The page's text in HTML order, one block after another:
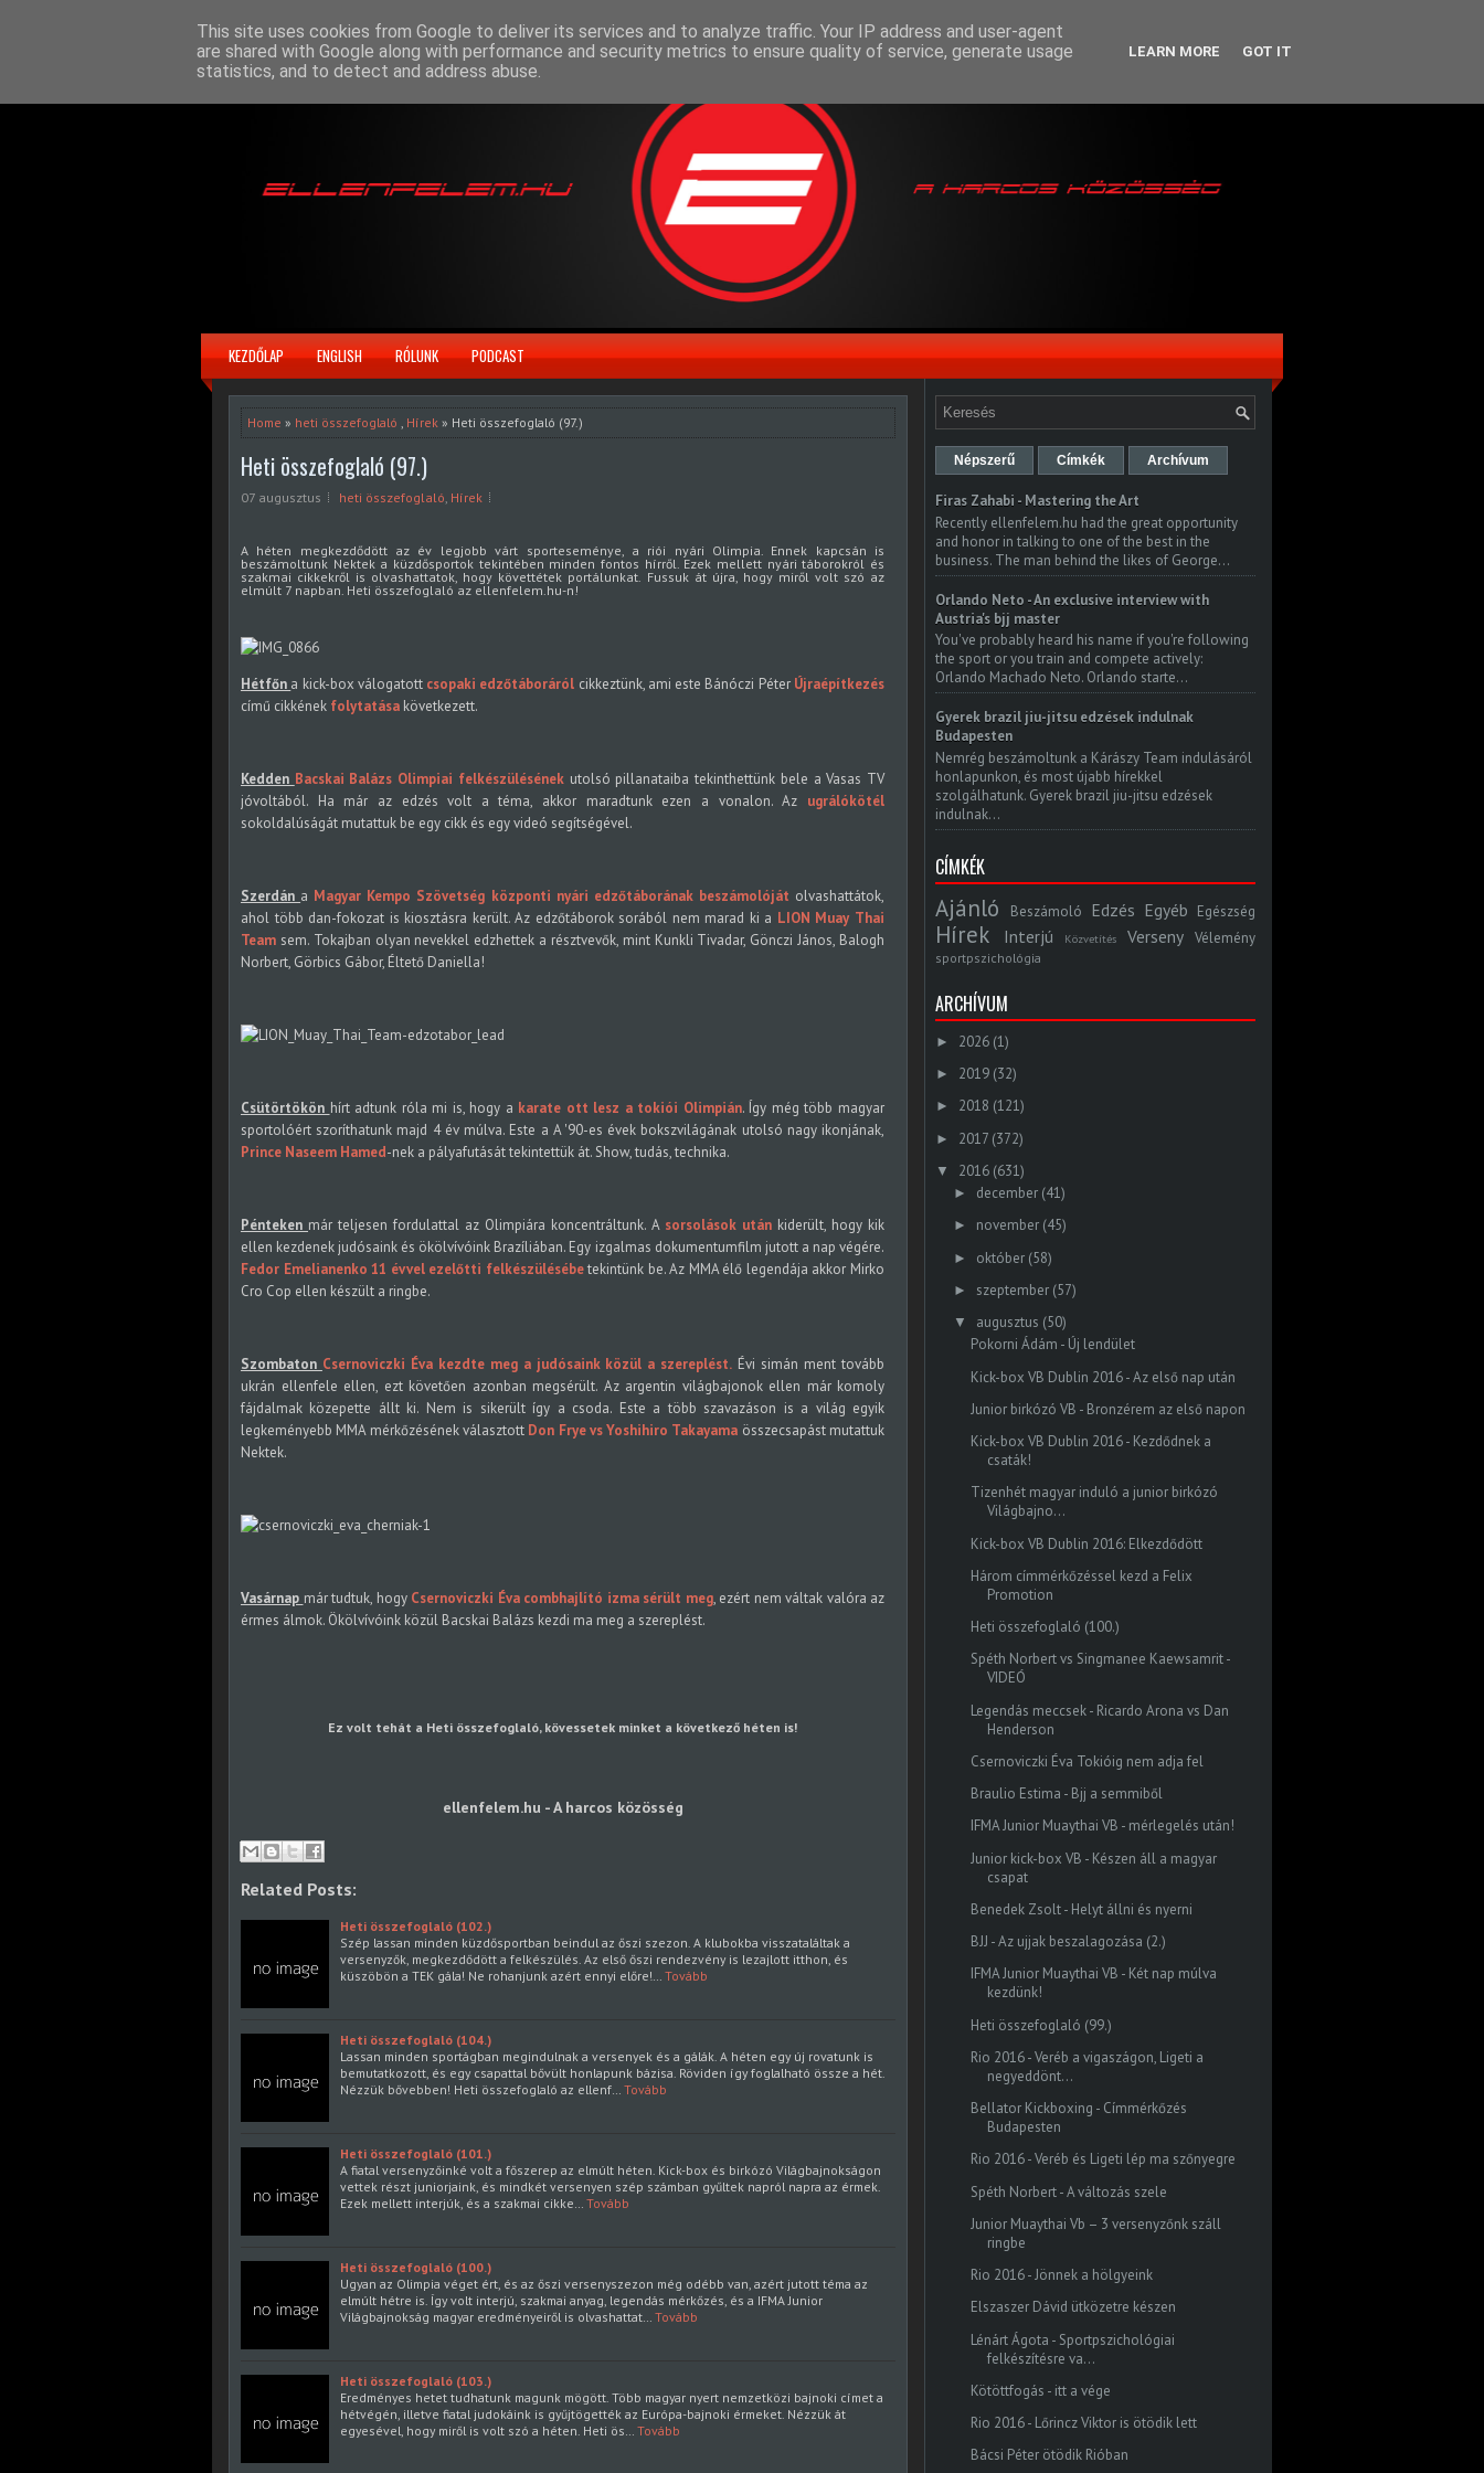
KEZDŐLAP ENGLISH RÓLUNK PODCAST
Home » heti összefoglaló , Hírek » Heti összefoglaló (97.)
Heti összefoglaló (97.)
07 augusztus heti összefoglaló, Hírek
A héten megkezdődött az év legjobb várt sporteseménye, a riói nyári Olimpia. Ennek kapcsán is
beszámoltunk Nektek a küzdősportok tekintében minden fontos hírről. Ezek mellett nyári táborokról és
szakmai cikkekről is olvashattatok, hogy követtétek portálunkat. Fussuk át újra, hogy miről volt szó az
elmúlt 7 napban. Heti összefoglaló az ellenfelem.hu-n!
Hétfőn a kick-box válogatott csopaki edzőtáboráról cikkeztünk, ami este Bánóczi Péter Újraépítkezés
című cikkének folytatása következett.
Kedden Bacskai Balázs Olimpiai felkészülésének utolsó pillanataiba tekinthettünk bele a Vasas TV
jóvoltából. Ha már az edzés volt a téma, akkor maradtunk ezen a vonalon. Az ugrálókötél
sokoldalúságát mutattuk be egy cikk és egy videó segítségével.
Szerdán a Magyar Kempo Szövetség központi nyári edzőtáborának beszámolóját olvashattátok,
ahol több dan-fokozat is kiosztásra került. Az edzőtáborok sorából nem marad ki a LION Muay Thai
Team sem. Tokajban olyan nevekkel edzhettek a résztvevők, mint Kunkli Tivadar, Gönczi János, Balogh
Norbert, Görbics Gábor, Éltető Daniella!
Csütörtökön hírt adtunk róla mi is, hogy a karate ott lesz a tokiói Olimpián. Így még több magyar
sportolóért szoríthatunk majd 4 év múlva. Este a A '90-es évek bokszvilágának utolsó nagy ikonjának,
Prince Naseem Hamed-nek a pályafutását tekintettük át. Show, tudás, technika.
Pénteken már teljesen fordulattal az Olimpiára koncentráltunk. A sorsolások után kiderült, hogy kik
ellen kezdenek judósaink és ökölvívóink Brazíliában. Egy izgalmas dokumentumfilm jutott a nap végére.
Fedor Emelianenko 11 évvel ezelőtti felkészülésébetekintünk be. Az MMA élő legendája akkor Mirko
Cro Cop ellen készült a ringbe.
Szombaton Csernoviczki Éva kezdte meg a judósaink közül a szereplést. Évi simán ment tovább
ukrán ellenfele ellen, ezt követően azonban megsérült. Az argentin világbajonok ellen már komoly
fájdalmak közepette állt ki. Nem is sikerült így a csoda. Este a több szavazáson is a világ egyik
legkeményebb MMA mérkőzésének választott Don Frye vs Yoshihiro Takayama összecsapást mutattuk
Nektek.
Vasárnap már tudtuk, hogy Csernoviczki Éva combhajlító izma sérült meg, ezért nem váltak valóra az
érmes álmok. Ökölvívóink közül Bacskai Balázs kezdi ma meg a szereplést.
Ez volt tehát a Heti összefoglaló, kövessetek minket a következő héten is!
ellenfelem.hu - A harcos közösség
Related Posts:
Heti összefoglaló (102.)
Szép lassan minden küzdősportban beindul az őszi szezon. A klubokba visszataláltak a
versenyzők, megkezdődött a felkészülés. Az első őszi rendezvény is lezajlott itthon, és
küszöbön a TEK gála! Ne rohanjunk azért ennyi előre!…
Tovább
Heti összefoglaló (104.)
Lassan minden sportágban megindulnak a versenyek és a gálák. A héten egy új rovatunk is
bemutatkozott, és egy csapattal bővült honlapunk bázisa. Röviden így foglalható össze a hét.
Nézzük bővebben! Heti összefoglaló az ellenf…
Tovább
Heti összefoglaló (101.)
A fiatal versenyzőinké volt a főszerep az elmúlt héten. Kick-box és birkózó Világbajnokságon
vettek részt juniorjaink, és mindkét versenyen szép számban gyűltek napról napra az érmek.
Ezek mellett interjúk, és a szakmai cikke…
Tovább
Heti összefoglaló (100.)
Ugyan az Olimpia véget ért, és az őszi versenyszezon még odébb van, azért jutott téma az
elmúlt hétre is. Így volt interjú, szakmai anyag, legendás mérkőzés, és a IFMA Junior
Világbajnokság magyar eredményeiről is olvashattat…
Tovább
Heti összefoglaló (103.)
Eredményes hetet tudhatunk magunk mögött. Több magyar nyert nemzetközi bajnoki címet a
hétvégén, illetve fiatal judokáink is gyűjtögették az Európa-bajnoki érmeket. Nézzük át
egyesével, hogy miről is volt szó a héten. Heti ös…
Tovább
Népszerű Címkék Archívum
Firas Zahabi - Mastering the Art
Recently ellenfelem.hu had the great opportunity
and honor in talking to one of the best in the
business. The man behind the likes of George...
Orlando Neto - An exclusive interview with
Austria's bjj master
You've probably heard his name if you're following
the sport or you train and compete actively:
Orlando Machado Neto. Orlando starte...
Gyerek brazil jiu-jitsu edzések indulnak
Budapesten
Nemrég beszámoltunk a Kárászy Team indulásáról
honlapunkon, és most újabb hírekkel
szolgálhatunk. Gyerek brazil jiu-jitsu edzések
indulnak...
CÍMKÉK
Ajánló Beszámoló Edzés Egyéb Egészség
Hírek Interjú Közvetítés Verseny Vélemény
sportpszichológia
ARCHÍVUM
► 2026 (1)
► 2019 (32)
► 2018 (121)
► 2017 (372)
▼ 2016 (631)
► december (41)
► november (45)
► október (58)
► szeptember (57)
▼ augusztus (50)
Pokorni Ádám - Új lendület
Kick-box VB Dublin 2016 - Az első nap után
Junior birkózó VB - Bronzérem az első napon
Kick-box VB Dublin 2016 - Kezdődnek a
csaták!
Tizenhét magyar induló a junior birkózó
Világbajno...
Kick-box VB Dublin 2016: Elkezdődött
Három címmérkőzéssel kezd a Felix
Promotion
Heti összefoglaló (100.)
Spéth Norbert vs Singmanee Kaewsamrit -
VIDEÓ
Legendás meccsek - Ricardo Arona vs Dan
Henderson
Csernoviczki Éva Tokióig nem adja fel
Braulio Estima - Bjj a semmiből
IFMA Junior Muaythai VB - mérlegelés után!
Junior kick-box VB - Készen áll a magyar
csapat
Benedek Zsolt - Helyt állni és nyerni
BJJ - Az ujjak beszalagozása (2.)
IFMA Junior Muaythai VB - Két nap múlva
kezdünk!
Heti összefoglaló (99.)
Rio 2016 - Veréb a vigaszágon, Ligeti a
negyeddönt...
Bellator Kickboxing - Címmérkőzés
Budapesten
Rio 2016 - Veréb és Ligeti lép ma szőnyegre
Spéth Norbert - A változás szele
Junior Muaythai Vb – 3 versenyzőnk száll
ringbe
Rio 2016 - Jönnek a hölgyeink
Elszaszer Dávid ütközetre készen
Lénárt Ágota - Sportpszichológiai
felkészítésre va...
Kötöttfogás - itt a vége
Rio 2016 - Lőrincz Viktor is ötödik lett
Bácsi Péter ötödik Rióban
This site uses cookies from Google to deliver its services and to analyze traffic. Your IP address and user-agent
are shared with Google along with performance and security metrics to ensure quality of service, generate usage
statistics, and to detect and address abuse.
LEARN MORE GOT IT